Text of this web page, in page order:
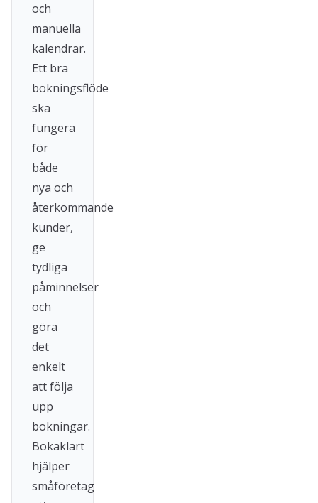
och
manuella
kalendrar.
Ett bra
bokningsflöde
ska
fungera
för
både
nya och
återkommande
kunder,
ge
tydliga
påminnelser
och
göra
det
enkelt
att följa
upp
bokningar.
Bokaklart
hjälper
småföretag